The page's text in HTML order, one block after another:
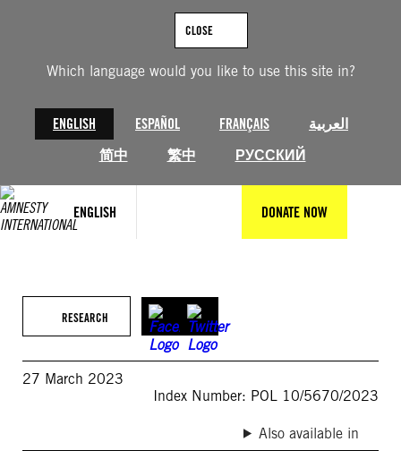
Which language would you like to use this site in?
ENGLISH ESPAÑOL FRANÇAIS
العربية
简中
繁中 РУССКИЙ
CLOSE
ENGLISH DONATE NOW
RESEARCH
27 March 2023
Index Number: POL 10/5670/2023
Also available in